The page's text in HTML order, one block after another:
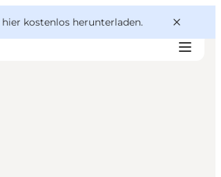
hier kostenlos herunterladen.